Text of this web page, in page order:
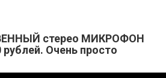
стерео МИКРОФОН
рублей. Очень просто